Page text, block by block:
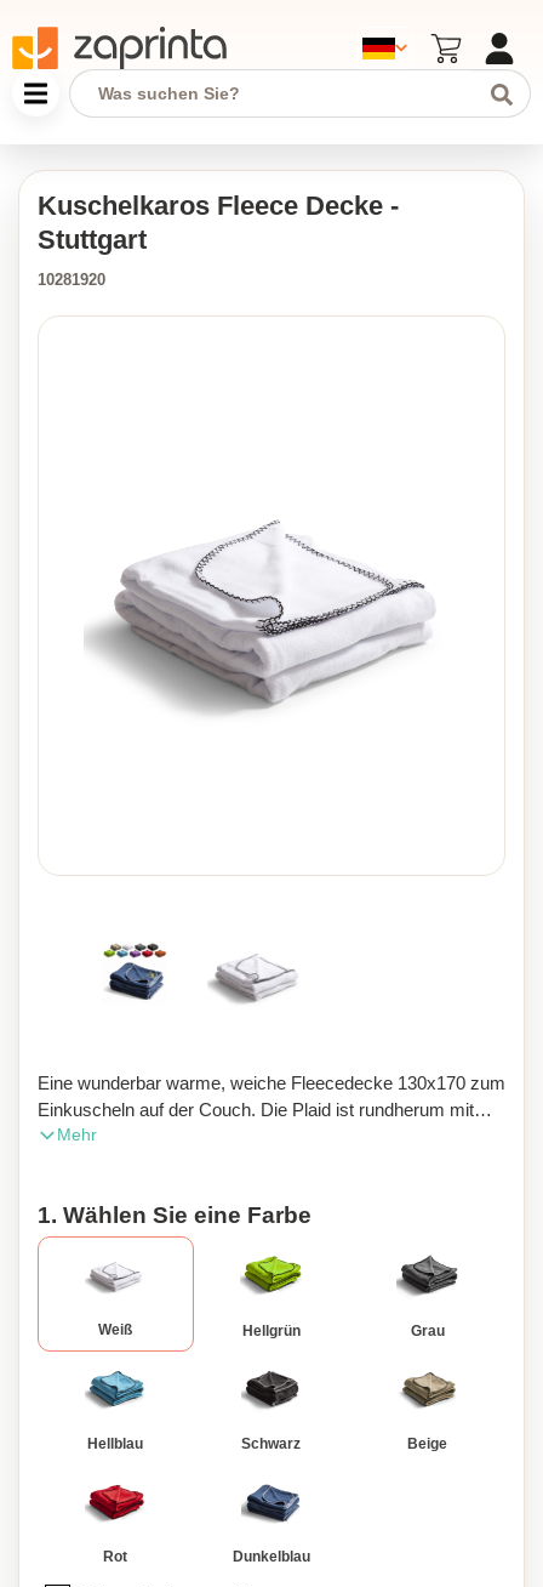
Kuschelkaros Fleece Decke -
Stuttgart
10281920
Eine wunderbar warme, weiche Fleecedecke 130x170 zum
Einkuscheln auf der Couch. Die Plaid ist rundherum mit
Nähten versehen, was einen schönen Effekt erzeugt. Das
einzigartige Note zu erzeugen.
Mehr
1. Wählen Sie eine Farbe
Weiß Hellgrün Grau
Hellblau Schwarz Beige
Rot Dunkelblau